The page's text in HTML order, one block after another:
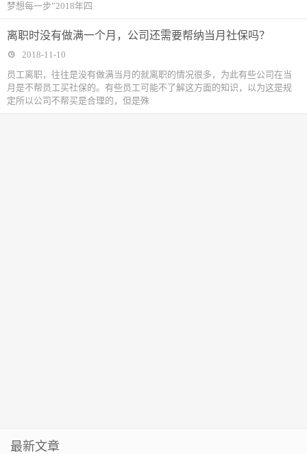
梦想每一步”2018年四
离职时没有做满一个月，公司还需要帮纳当月社保吗？
2018-11-10
​员工离职，往往是没有做满当月的就离职的情况很多，为此有些公司在当
月是不帮员工买社保的。有些员工可能不了解这方面的知识，以为这是规
定所以公司不帮买是合理的，但是殊
最新文章